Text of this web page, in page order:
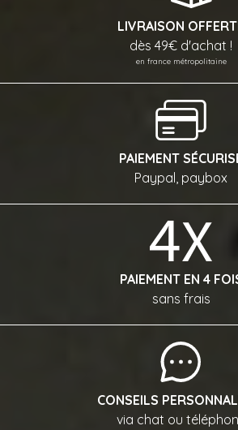
LIVRAISON
dès 49€ d'achat !
en france métropolitaine
PAIEMENT
Paypal, paybox
PAIEMENT EN 4
sans frais
CONSEILS
via chat ou